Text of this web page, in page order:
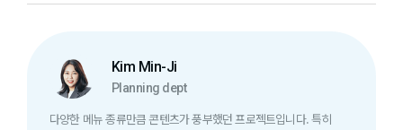
Kim Min-Ji
Planning dept
다양한 메뉴 종류만큼 콘텐츠가 풍부했던 프로젝트입니다.특히